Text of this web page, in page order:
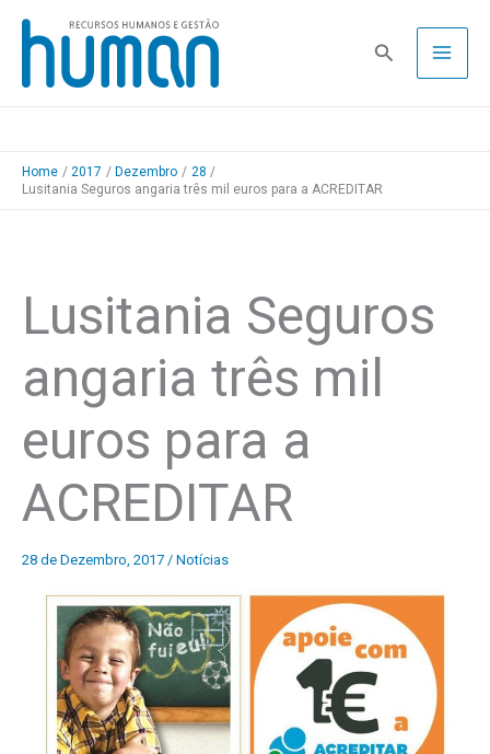
Skip
content
Pesquisa
Home 2017 Dezembro
28
Lusitania Seguros angaria três mil euros para a ACREDITAR
Lusitania Seguros
angaria três mil
euros para a
ACREDITAR
28 de Dezembro, 2017 / Notícias